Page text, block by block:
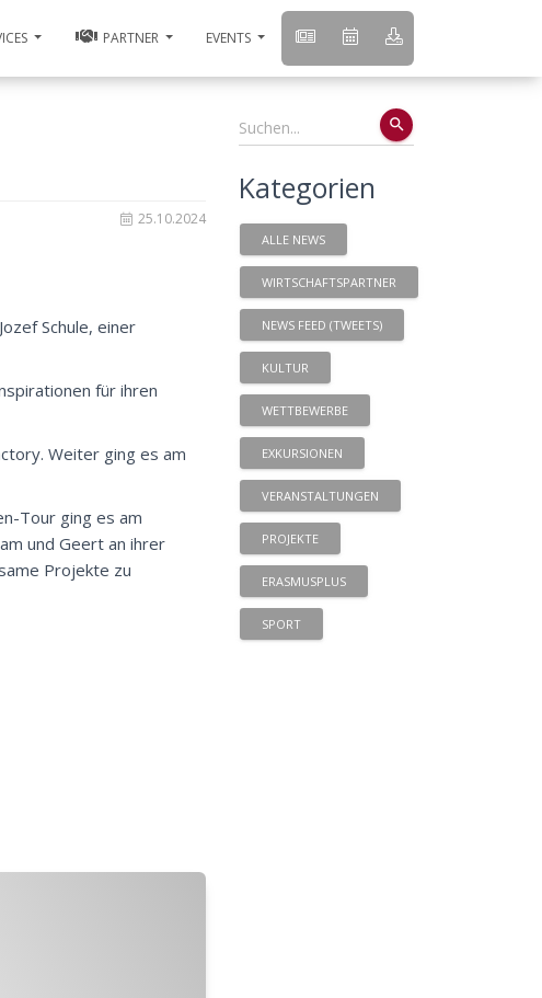
PARTNER EVENTS
25.10.2024
Schule, einer
für ihren
Weiter ging es am
Tour ging es am
und Geert an ihrer
Projekte zu
search
Kategorien
ALLE NEWS
WIRTSCHAFTSPARTNER
NEWS FEED (TWEETS)
KULTUR
WETTBEWERBE
EXKURSIONEN
VERANSTALTUNGEN
PROJEKTE
ERASMUSPLUS
SPORT